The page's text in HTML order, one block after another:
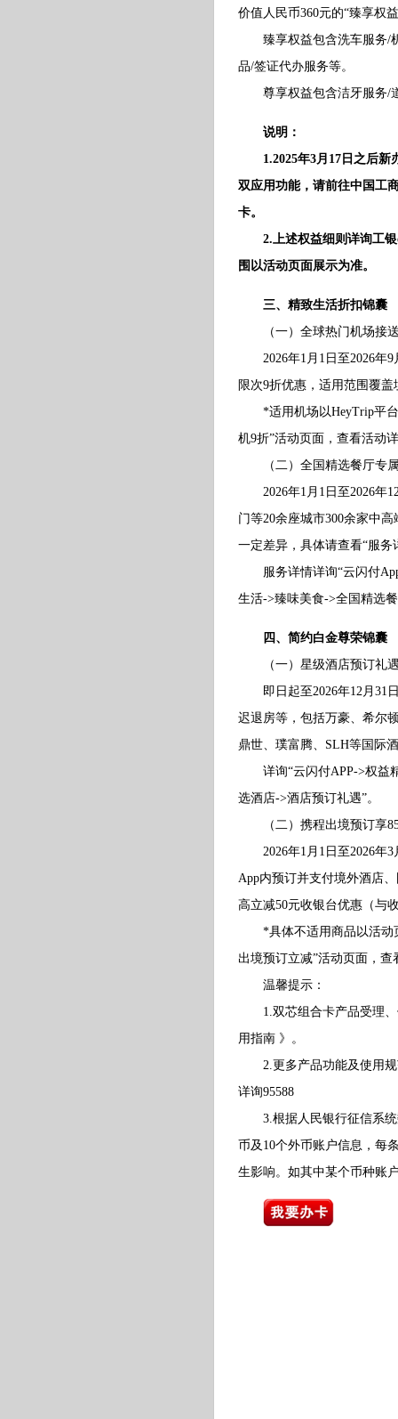
价值人民币360元的“臻享权
臻享权益包含洗车服务/机
品/签证代办服务等。
尊享权益包含洁牙服务/道
说明：
1.2025年3月17日之后新
双应用功能，请前往中国
卡。
2.上述权益细则详询工银
围以活动页面展示为准。
三、精致生活折扣锦囊
（一）全球热门机场接送
2026年1月1日至2026年9
限次9折优惠，适用范围覆
*适用机场以HeyTrip平台
机9折”活动页面，查看活动
（二）全国精选餐厅专属
2026年1月1日至2026年12
门等20余座城市300余家中
一定差异，具体请查看“服务
服务详情详询“云闪付App-
生活->臻味美食->全国精选
四、简约白金尊荣锦囊
（一）星级酒店预订礼遇
即日起至2026年12月31日
迟退房等，包括万豪、希尔
鼎世、璞富腾、SLH等国际
详询“云闪付APP->权益精
选酒店->酒店预订礼遇”。
（二）携程出境预订享85
2026年1月1日至2026年3
App内预订并支付境外酒店
高立减50元收银台优惠（与
*具体不适用商品以活动页
出境预订立减”活动页面，查
温馨提示：
1.双芯组合卡产品受理、
用指南 》。
2.更多产品功能及使用规
详询95588
3.根据人民银行征信系统
币及10个外币账户信息，每
生影响。如其中某个币种账